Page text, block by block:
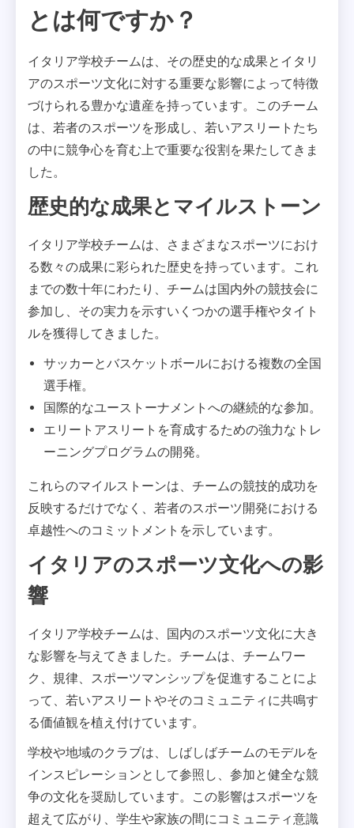
とは何ですか？
イタリア学校チームは、その歴史的な成果とイタリ
アのスポーツ文化に対する重要な影響によって特徴
づけられる豊かな遺産を持っています。このチーム
は、若者のスポーツを形成し、若いアスリートたち
の中に競争心を育む上で重要な役割を果たしてきま
した。
歴史的な成果とマイルストーン
イタリア学校チームは、さまざまなスポーツにおけ
る数々の成果に彩られた歴史を持っています。これ
までの数十年にわたり、チームは国内外の競技会に
参加し、その実力を示すいくつかの選手権やタイト
ルを獲得してきました。
サッカーとバスケットボールにおける複数の全国
選手権。
国際的なユーストーナメントへの継続的な参加。
エリートアスリートを育成するための強力なトレ
ーニングプログラムの開発。
これらのマイルストーンは、チームの競技的成功を
反映するだけでなく、若者のスポーツ開発における
卓越性へのコミットメントを示しています。
イタリアのスポーツ文化への影
響
イタリア学校チームは、国内のスポーツ文化に大き
な影響を与えてきました。チームは、チームワー
ク、規律、スポーツマンシップを促進することによ
って、若いアスリートやそのコミュニティに共鳴す
る価値観を植え付けています。
学校や地域のクラブは、しばしばチームのモデルを
インスピレーションとして参照し、参加と健全な競
争の文化を奨励しています。この影響はスポーツを
超えて広がり、学生や家族の間にコミュニティ意識